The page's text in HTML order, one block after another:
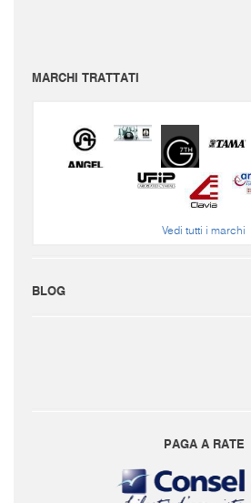
MARCHI TRATTATI
Vedi tutti i marchi
BLOG
PAGA A RATE